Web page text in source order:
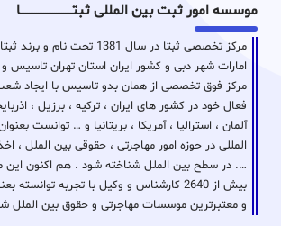
موسسه امور ثبت بین المللی ثبتـــــــــــــــــــــــــــــا
مرکز تخصصی ثبتا در سال 1381 تحت
امارات شهر دبی و کشور ایران استان تهران تاسیس
مرکز فوق تخصصی از همان بدو تاسیس با ایجاد
فعال خود در کشور های ایران ، ترکیه ، برزیل ،
آلمان ، استرالیا ، آمریکا ، بریتانیا و … توانست
المللی در حوزه امور مهاجرتی ، حقوقی بین الملل ،
…. در سطح بین الملل شناخته شود . هم اکنون این
بیش از 2640 کارشناس و وکیل با تجربه
و معتبرترین موسسات مهاجرتی و حقوق بین الملل